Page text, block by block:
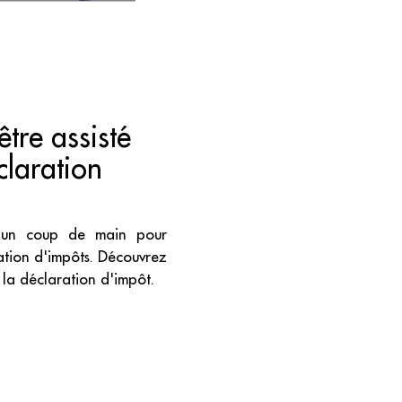
assisté
coup de main pour
d'impôts. Découvrez
déclaration d'impôt.